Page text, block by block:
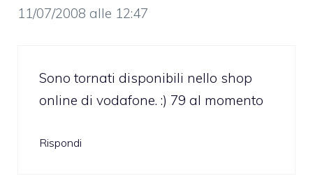
11/07/2008 alle 12:47
Sono tornati disponibili nello shop
online di vodafone. :) 79 al momento
Rispondi